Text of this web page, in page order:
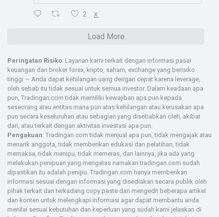
2 X
Load More
Peringatan Risiko: Layanan kami terkait dengan informasi pasar
keuangan dan broker forex, kripto, saham, exchange yang berisiko
tinggi — Anda dapat kehilangan uang dengan cepat karena leverage,
oleh sebab itu tidak sesuai untuk semua investor. Dalam keadaan apa
pun, Tradingan.com tidak memiliki kewajiban apa pun kepada
seseorang atau entitas mana pun atas kehilangan atau kerusakan apa
pun secara keseluruhan atau sebagian yang disebabkan oleh, akibat
dari, atau terkait dengan aktivitas investasi apa pun.
Pengakuan: Tradingan.com tidak menjual apa pun, tidak mengajak atau
menarik anggota, tidak memberikan edukasi dan pelatihan, tidak
memaksa, tidak menipu, tidak memeras, dan lainnya, jika ada yang
melakukan penipuan yang mengatas namakan tradingan.com sudah
dipastikan itu adalah penipu. Tradingan.com hanya memberikan
informasi sesuai dengan informasi yang disediakan secara publik oleh
pihak terkait dan terkadang copy paste dan mengedit beberapa artikel
dan konten untuk melengkapi informasi agar dapat membantu anda
menilai sesuai kebutuhan dan keperluan yang sudah kami jelaskan di